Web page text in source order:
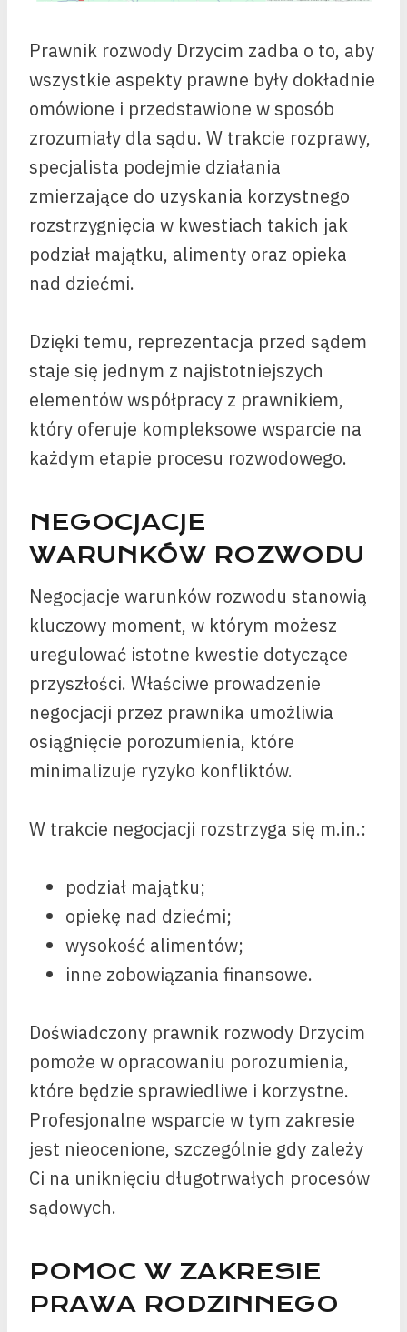
Prawnik rozwody Drzycim zadba o to, aby
wszystkie aspekty prawne były dokładnie
omówione i przedstawione w sposób
zrozumiały dla sądu. W trakcie rozprawy,
specjalista podejmie działania
zmierzające do uzyskania korzystnego
rozstrzygnięcia w kwestiach takich jak
podział majątku, alimenty oraz opieka
nad dziećmi.
Dzięki temu, reprezentacja przed sądem
staje się jednym z najistotniejszych
elementów współpracy z prawnikiem,
który oferuje kompleksowe wsparcie na
każdym etapie procesu rozwodowego.
NEGOCJACJE
WARUNKÓW ROZWODU
Negocjacje warunków rozwodu stanowią
kluczowy moment, w którym możesz
uregulować istotne kwestie dotyczące
przyszłości. Właściwe prowadzenie
negocjacji przez prawnika umożliwia
osiągnięcie porozumienia, które
minimalizuje ryzyko konfliktów.
W trakcie negocjacji rozstrzyga się m.in.:
podział majątku;
opiekę nad dziećmi;
wysokość alimentów;
inne zobowiązania finansowe.
Doświadczony prawnik rozwody Drzycim
pomoże w opracowaniu porozumienia,
które będzie sprawiedliwe i korzystne.
Profesjonalne wsparcie w tym zakresie
jest nieocenione, szczególnie gdy zależy
Ci na uniknięciu długotrwałych procesów
sądowych.
POMOC W ZAKRESIE
PRAWA RODZINNEGO